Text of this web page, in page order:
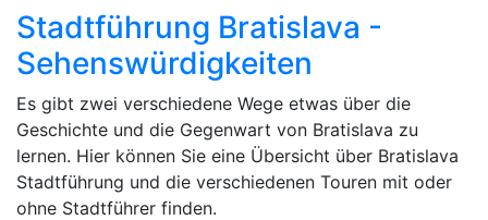
Stadtführung Bratislava -
Sehenswürdigkeiten
Es gibt zwei verschiedene Wege etwas über die
Geschichte und die Gegenwart von Bratislava zu
lernen. Hier können Sie eine Übersicht über Bratislava
Stadtführung und die verschiedenen Touren mit oder
ohne Stadtführer finden.